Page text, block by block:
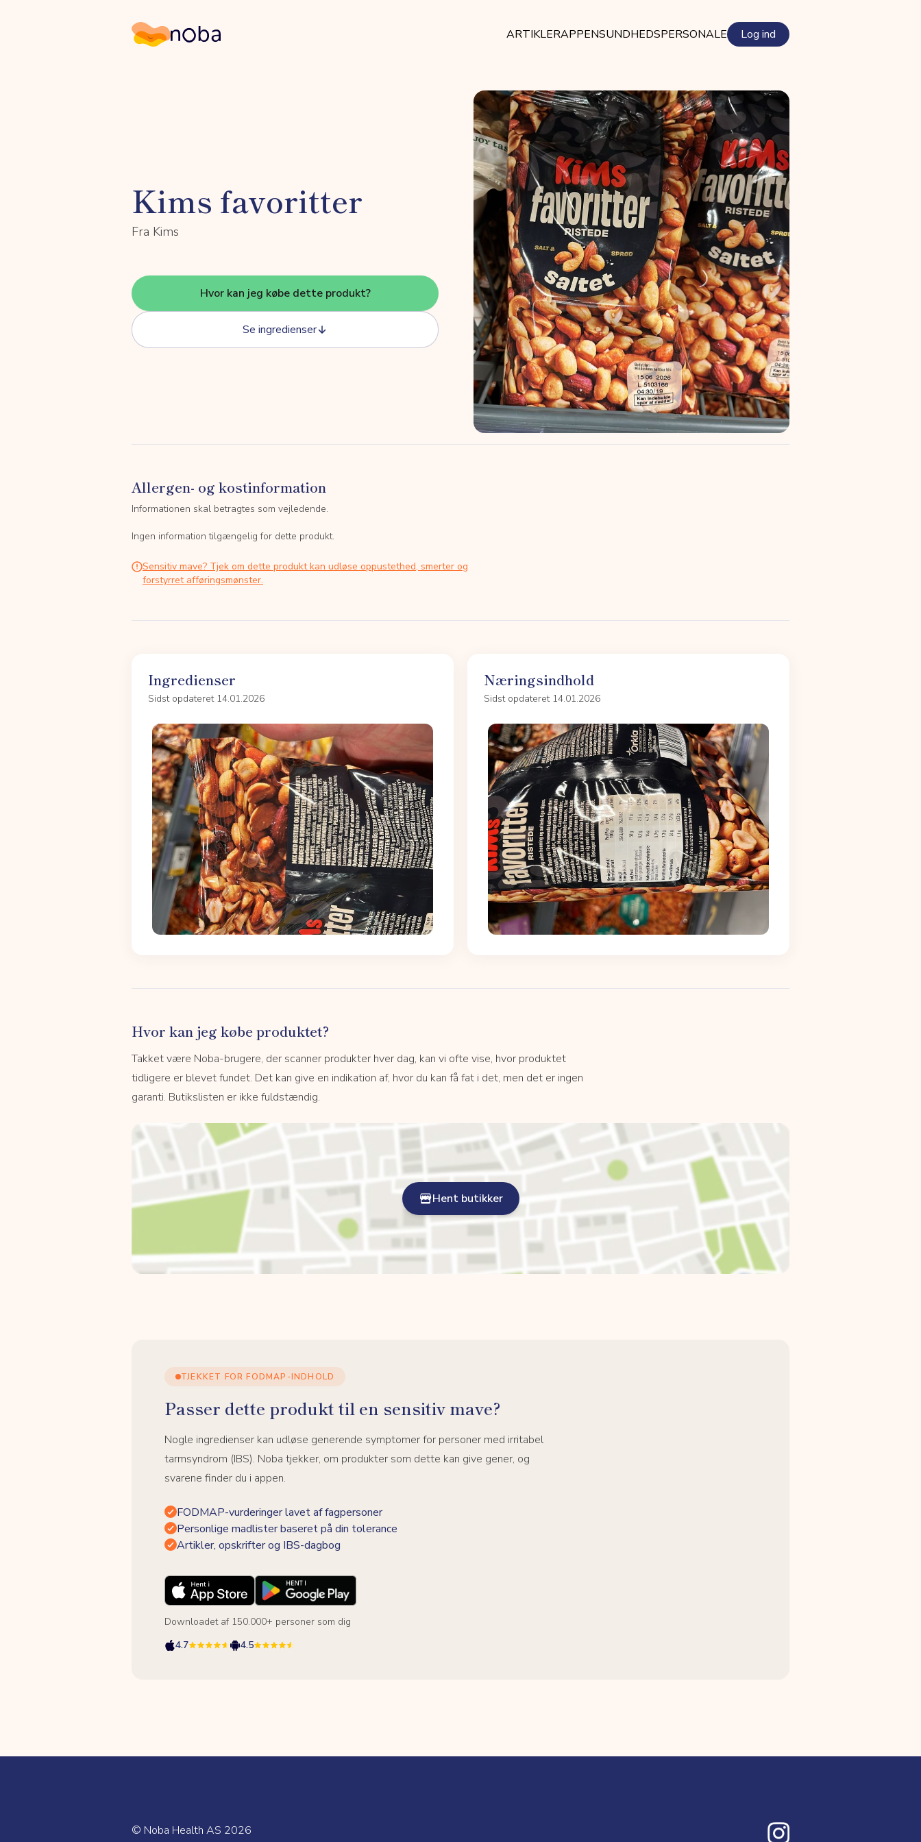
Noba ARTIKLERAPPENSUNDHEDSPERSONALE Log ind
Kims favoritter
Fra Kims
Hvor kan jeg købe dette produkt?
Se ingredienser
Allergen- og kostinformation
Informationen skal betragtes som vejledende.
Ingen information tilgængelig for dette produkt.
Sensitiv mave? Tjek om dette produkt kan udløse oppustethed, smerter og
forstyrret afføringsmønster.
Ingredienser
Sidst opdateret 14.01.2026
Næringsindhold
Sidst opdateret 14.01.2026
Hvor kan jeg købe produktet?
Takket være Noba-brugere, der scanner produkter hver dag, kan vi ofte vise, hvor produktet
tidligere er blevet fundet. Det kan give en indikation af, hvor du kan få fat i det, men det er ingen
garanti. Butikslisten er ikke fuldstændig.
Hent butikker
TJEKKET FOR FODMAP-INDHOLD
Passer dette produkt til en sensitiv mave?
Nogle ingredienser kan udløse generende symptomer for personer med irritabel
tarmsyndrom (IBS). Noba tjekker, om produkter som dette kan give gener, og
svarene finder du i appen.
FODMAP-vurderinger lavet af fagpersoner
Personlige madlister baseret på din tolerance
Artikler, opskrifter og IBS-dagbog
Downloadet af 150.000+ personer som dig
4.7
4.5
© Noba Health AS 2026